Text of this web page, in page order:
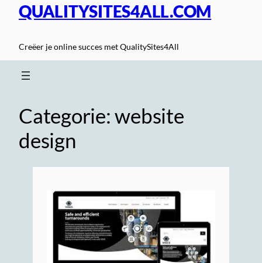
QUALITYSITES4ALL.COM
Creëer je online succes met QualitySites4All
Categorie:website
design